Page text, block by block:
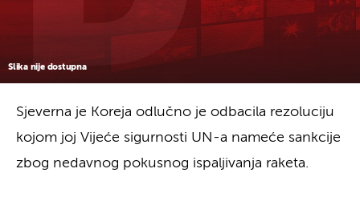
Slika nije dostupna
Sjeverna je Koreja odlučno je odbacila rezoluciju
kojom joj Vijeće sigurnosti UN-a nameće sankcije
zbog nedavnog pokusnog ispaljivanja raketa.